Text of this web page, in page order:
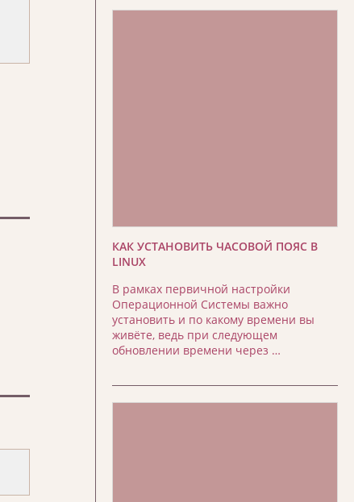
КАК УСТАНОВИТЬ ЧАСОВОЙ ПОЯС В
LINUX
В рамках первичной настройки
Операционной Системы важно
установить и по какому времени вы
живёте, ведь при следующем
обновлении времени через …